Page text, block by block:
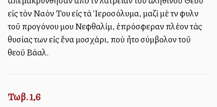
εἰς τὸν Ναόν Του εἰς τὰ Ἱεροσόλυμα, μαζὶ μὲ τὴν φυλὴν
τοῦ προγόνου μου Νεφθαλίμ, ἐπρόσφεραν πλέον τὰς
θυσίας των εἰς ἕνα μοσχάρι, ποὺ ἦτο σύμβολον τοῦ
θεοῦ Βάαλ.
Τωβ. 1,6